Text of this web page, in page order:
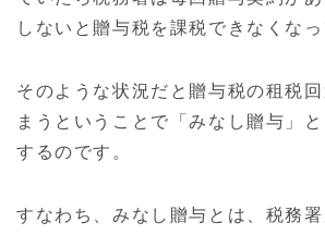
しないと贈与税を課税できなくなっ
そのような状況だと贈与税の租税
まうということで「みなし贈与」
するのです。
すなわち、みなし贈与とは、税務